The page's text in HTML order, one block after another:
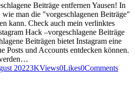
Beiträge entfernen Yausen! In
man die "vorgeschlagenen Beiträge"
kann. Check auch mein verlinktes
Hack –vorgeschlagene Beiträge
Beiträgen bietet Instagram eine
Posts und Accounts entdecken können.
20223KViews0Likes0Comments